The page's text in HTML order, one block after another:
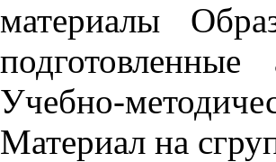
материалы
Учебно-
Материал на